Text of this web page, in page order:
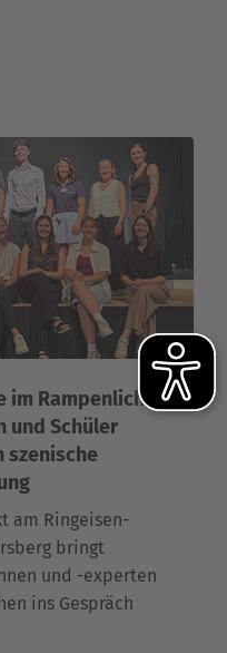
im Rampenlicht:
und Schüler
szenische
am Ringeisen-
bringt
und -experten
ins Gespräch